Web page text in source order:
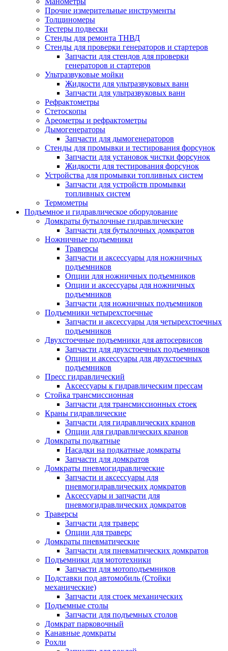
Прочие измерительные инструменты
Толщиномеры
Тестеры подвески
Стенды для ремонта ТНВД
Стенды для проверки генераторов и стартеров
Запчасти для стендов для проверки
генераторов и стартеров
Ультразвуковые мойки
Жидкости для ультразвуковых ванн
Запчасти для ультразвуковых ванн
Рефрактометры
Стетоскопы
Ареометры и рефрактометры
Дымогенераторы
Запчасти для дымогенераторов
Стенды для промывки и тестирования форсунок
Запчасти для установок чистки форсунок
Жидкости для тестирования форсунок
Устройства для промывки топливных систем
Запчасти для устройств промывки
топливных систем
Термометры
Подъемное и гидравлическое оборудование
Домкраты бутылочные гидравлические
Запчасти для бутылочных домкратов
Ножничные подъемники
Траверсы
Запчасти и аксессуары для ножничных
подъемников
Опции для ножничных подъемников
Опции и аксессуары для ножничных
подъемников
Запчасти для ножничных подъемников
Подъемники четырехстоечные
Запчасти и аксессуары для четырехстоечных
подъемников
Двухстоечные подъемники для автосервисов
Запчасти для двухстоечных подъемников
Опции и аксессуары для двухстоечных
подъемников
Пресс гидравлический
Аксессуары к гидравлическим прессам
Стойка трансмиссионная
Запчасти для трансмиссионных стоек
Краны гидравлические
Запчасти для гидравлических кранов
Опции для гидравлических кранов
Домкраты подкатные
Насадки на подкатные домкраты
Запчасти для домкратов
Домкраты пневмогидравлические
Запчасти и аксессуары для
пневмогидравлических домкратов
Аксессуары и запчасти для
пневмогидравлических домкратов
Траверсы
Запчасти для траверс
Опции для траверс
Домкраты пневматические
Запчасти для пневматических домкратов
Подъемники для мототехники
Запчасти для мотоподъемников
Подставки под автомобиль (Стойки
механические)
Запчасти для стоек механических
Подъемные столы
Запчасти для подъемных столов
Домкрат парковочный
Канавные домкраты
Рохли